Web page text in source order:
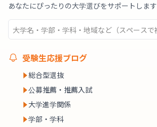
あなたにぴったりの大学選びをサポートします
受験生応援ブログ
総合型選抜
公募推薦・推薦入試
大学進学関係
学部・学科